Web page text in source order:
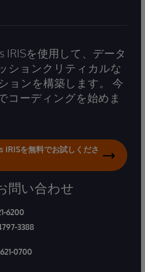
IRISを使用して、データ
ションクリティカルな
ョンを構築します。 今
コーディングを始めま
IRISを無料でお試しくださ
問い合わせ
6200
3388
0700